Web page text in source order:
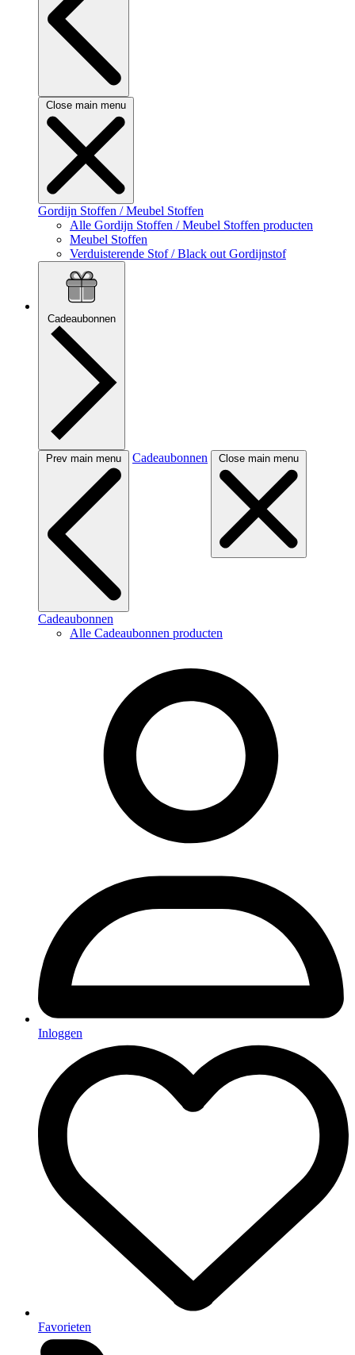
Close main menu
Gordijn Stoffen / Meubel Stoffen
Alle Gordijn Stoffen / Meubel Stoffen producten
Meubel Stoffen
Verduisterende Stof / Black out Gordijnstof
Cadeaubonnen
Prev main menu Cadeaubonnen Close main menu
Cadeaubonnen
Alle Cadeaubonnen producten
Inloggen
Favorieten